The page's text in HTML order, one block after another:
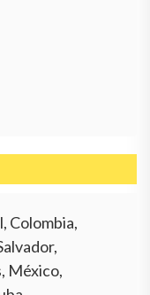
Colombia,
México,